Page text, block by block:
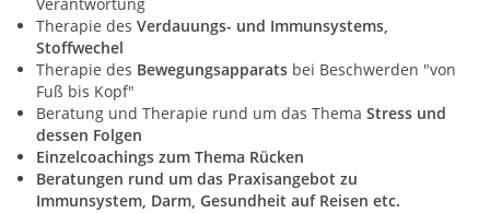
Verantwortung
Therapie des Verdauungs- und Immunsystems,
Stoffwechel
Therapie des Bewegungsapparats bei Beschwerden "von
Fuß bis Kopf"
Beratung und Therapie rund um das Thema Stress und
dessen Folgen
Einzelcoachings zum Thema Rücken
Beratungen rund um das Praxisangebot zu
Immunsystem, Darm, Gesundheit auf Reisen etc.